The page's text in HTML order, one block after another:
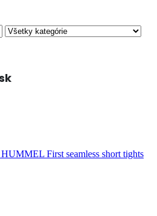
First seamless short tights